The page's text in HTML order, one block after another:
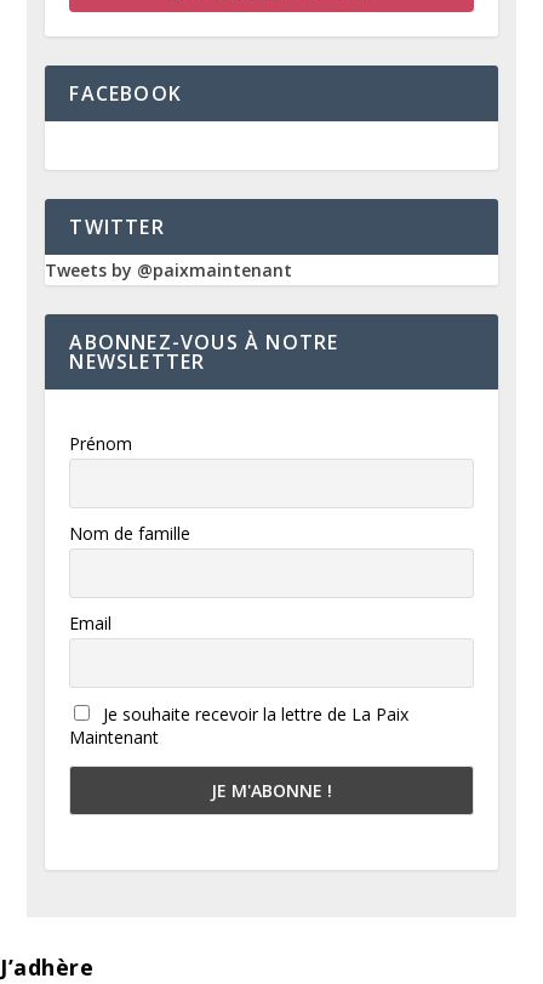
FACEBOOK
TWITTER
Tweets by @paixmaintenant
ABONNEZ-VOUS À NOTRE
NEWSLETTER
Prénom
Nom de famille
Email
Je souhaite recevoir la lettre de La Paix
Maintenant
J’adhère